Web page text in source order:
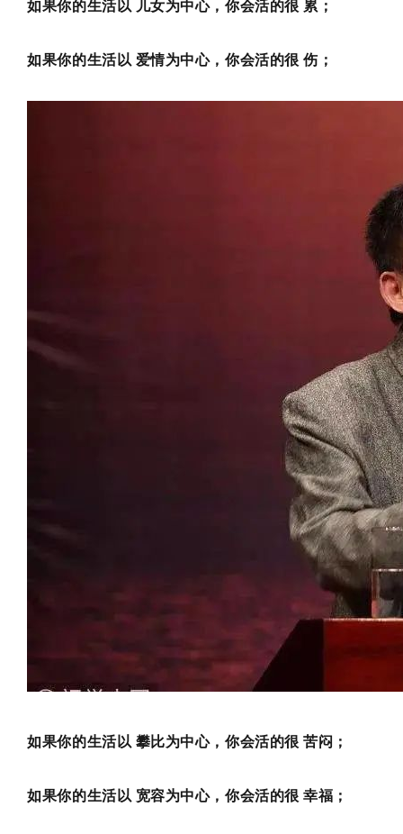
如果你的生活以 儿女为中心，你会活的很 累；
如果你的生活以 爱情为中心，你会活的很 伤；
如果你的生活以 攀比为中心，你会活的很 苦闷；
如果你的生活以 宽容为中心，你会活的很 幸福；